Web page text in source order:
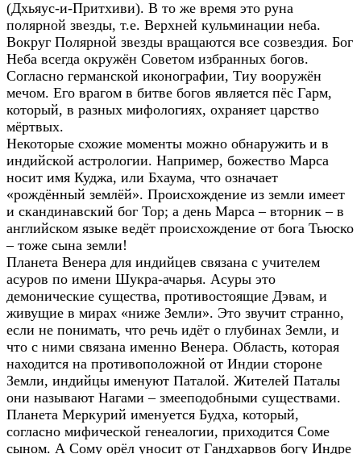
(Дхьяус-и-Притхиви). В то же время это руна
полярной звезды, т.е. Верхней кульминации неба.
Вокруг Полярной звезды вращаются все созвездия. Бог
Неба всегда окружён Советом избранных богов.
Согласно германской иконографии, Тиу вооружён
мечом. Его врагом в битве богов является пёс Гарм,
который, в разных мифологиях, охраняет царство
мёртвых.
Некоторые схожие моменты можно обнаружить и в
индийской астрологии. Например, божество Марса
носит имя Куджа, или Бхаума, что означает
«рождённый землёй». Происхождение из земли имеет
и скандинавский бог Тор; а день Марса – вторник – в
английском языке ведёт происхождение от бога Тьюско
– тоже сына земли!
Планета Венера для индийцев связана с учителем
асуров по имени Шукра-ачарья. Асуры это
демонические существа, противостоящие Дэвам, и
живущие в мирах «ниже Земли». Это звучит странно,
если не понимать, что речь идёт о глубинах Земли, и
что с ними связана именно Венера. Область, которая
находится на противоположной от Индии стороне
Земли, индийцы именуют Паталой. Жителей Паталы
они называют Нагами – змееподобными существами.
Планета Меркурий именуется Будха, который,
согласно мифической генеалогии, приходится Соме
сыном. А Сому орёл уносит от Гандхарвов богу Индре